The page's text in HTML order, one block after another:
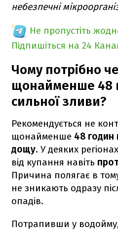
небезпечні
Не пропустіть
Підпишіться на 24
Чому потрібно
щонайменше 48
сильної зливи?
Рекомендується не
щонайменше 48 годин
дощу. У деяких
від купання навіть
Причина полягає в
не зникають одразу
опадів.
Потрапивши у